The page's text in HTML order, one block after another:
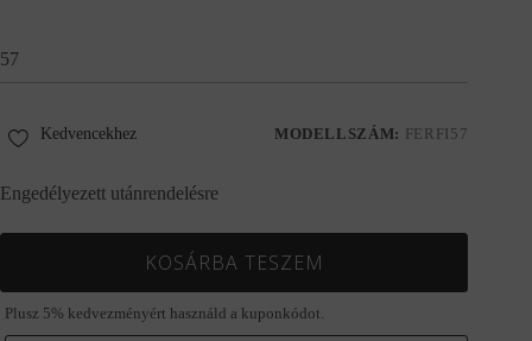
57
MODELLSZÁM: FERFI57
Kedvencekhez
Engedélyezett utánrendelésre
KOSÁRBA TESZEM
Plusz 5% kedvezményért használd a kuponkódot.